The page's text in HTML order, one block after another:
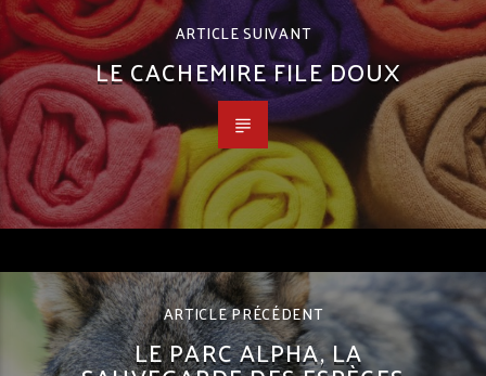
ARTICLE SUIVANT
LE CACHEMIRE FILE DOUX
ARTICLE PRÉCÉDENT
LE PARC ALPHA, LA